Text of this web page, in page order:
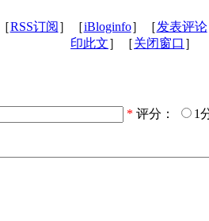
RSS订阅 ］［iBloginfo］［发表评论
印此文］［关闭窗口 ］
* 评分：
1